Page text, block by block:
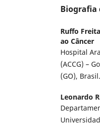
Biografia
Ruffo
ao Câncer
Hospital
(ACCG) –
(GO), Brasil.
Leonardo